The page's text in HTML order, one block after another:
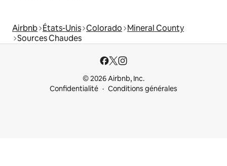
Airbnb États-Unis Colorado Mineral County
Sources Chaudes
© 2026 Airbnb, Inc.
Confidentialité
Conditions générales